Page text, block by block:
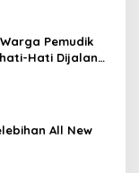
Pemudik
Hati Dijalan
Kecelakaan
All New